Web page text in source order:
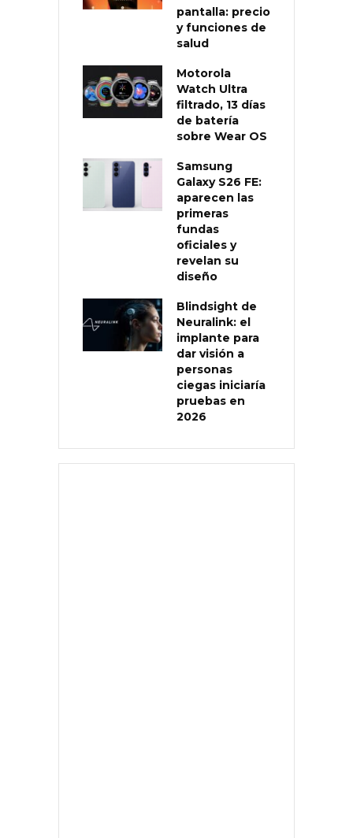
pantalla: precio
y funciones de
salud
Motorola
Watch Ultra
filtrado, 13 días
de batería
sobre Wear OS
Samsung
Galaxy S26 FE:
aparecen las
primeras
fundas
oficiales y
revelan su
diseño
Blindsight de
Neuralink: el
implante para
dar visión a
personas
ciegas iniciaría
pruebas en
2026